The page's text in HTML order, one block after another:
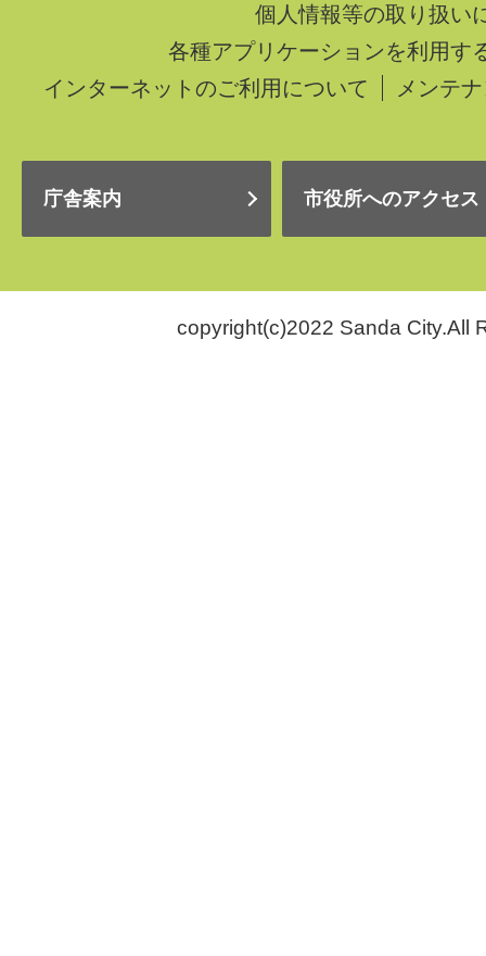
個人情報等の取り扱い
各種アプリケーションを利用す
インターネットのご利用について
メンテ
庁舎案内 市役所へのアクセス
copyright(c)2022 Sanda City.All